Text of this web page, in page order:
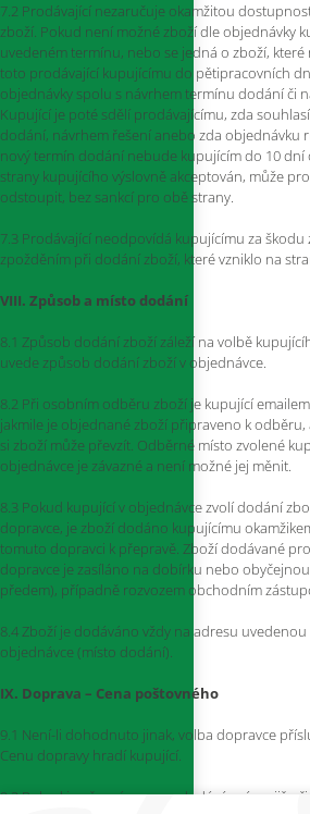
7.2 Prodávající nezaručuje okamžitou
zboží. Pokud není možné zboží dle objednávky
uvedeném termínu, nebo se jedná o zboží, které
toto prodávající kupujícímu do pětipracovních
objednávky spolu s návrhem termínu dodání či
Kupující je poté sdělí prodávajícímu, zda
dodání, návrhem řešení anebo zda objednávku
nový termín dodání nebude kupujícím do 10 dní
strany kupujícího výslovně akceptován, může
odstoupit, bez sankcí pro obě strany.
7.3 Prodávající neodpovídá kupujícímu za
zpožděním při dodání zboží, které vzniklo na
VIII. Způsob a místo dodání
8.1 Způsob dodání zboží záleží na volbě
uvede způsob dodání zboží v objednávce.
8.2 Při osobním odběru zboží je kupující
jakmile je objednané zboží připraveno k odběru,
si zboží může převzít. Odběrné místo zvolené
objednávce je závazné a není možné jej měnit.
8.3 Pokud kupující v objednávce zvolí dodání
dopravce, je zboží dodáno kupujícímu
tomuto dopravci k přepravě. Zboží dodávané
dopravce je zasíláno na dobírku nebo
předem), případně rozvozem obchodním
8.4 Zboží je dodáváno vždy na adresu
objednávce (místo dodání).
IX. Doprava – Cena poštovného
9.1 Není-li dohodnuto jinak, volba dopravce
Cenu dopravy hradí kupující.
9.2 Pokud je přesná cena za dodání známa již